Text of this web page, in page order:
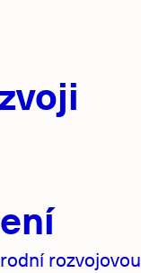
rozvojovou